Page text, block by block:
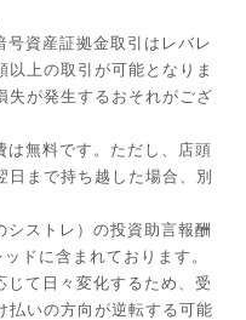
資産証拠金取引はレバレ
以上の取引が可能となりま
失が発生するおそれがござ
無料です。ただし、店頭
日まで持ち越した場合、別
ストレ）の投資助言報酬
ドに含まれております。
て日々変化するため、受
払いの方向が逆転する可能